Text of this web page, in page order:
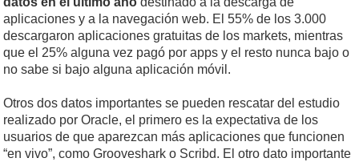
aplicaciones y a la navegación web. El 55% de los 3.000
descargaron aplicaciones gratuitas de los markets, mientras
que el 25% alguna vez pagó por apps y el resto nunca bajo o
no sabe si bajo alguna aplicación móvil.
Otros dos datos importantes se pueden rescatar del estudio
realizado por Oracle, el primero es la expectativa de los
usuarios de que aparezcan más aplicaciones que funcionen
“en vivo”, como Grooveshark o Scribd. El otro dato importante